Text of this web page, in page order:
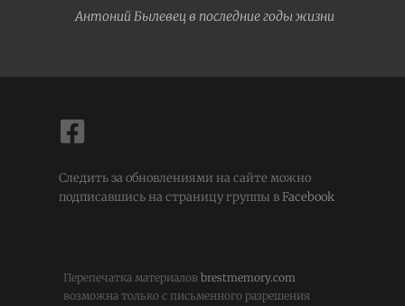
Антоний Былевец в последние годы жизни
Следить за обновлениями на сайте можно
подписавшись на страницу группы вFacebook
Перепечатка материалов brestmemory.com
возможна только с письменного разрешения